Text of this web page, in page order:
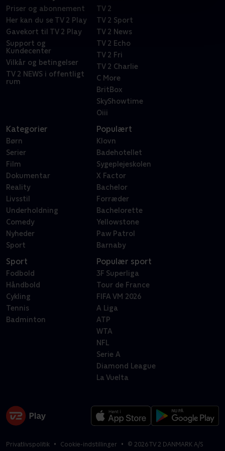
Priser og abonnement
Her kan du se TV 2 Play
Gavekort til TV 2 Play
Support og
Kundecenter
Vilkår og betingelser
TV 2 NEWS i offentligt
rum
TV 2
TV 2 Sport
TV 2 News
TV 2 Echo
TV 2 Fri
TV 2 Charlie
C More
BritBox
SkyShowtime
Oiii
Kategorier
Børn
Serier
Film
Dokumentar
Reality
Livsstil
Underholdning
Comedy
Nyheder
Sport
Populært
Klovn
Badehotellet
Sygeplejeskolen
X Factor
Bachelor
Forræder
Bachelorette
Yellowstone
Paw Patrol
Barnaby
Sport
Fodbold
Håndbold
Cykling
Tennis
Badminton
Populær sport
3F Superliga
Tour de France
FIFA VM 2026
A Liga
ATP
WTA
NFL
Serie A
Diamond League
La Vuelta
Privatlivspolitik Cookie-indstillinger © 2026TV 2 DANMARK A/S